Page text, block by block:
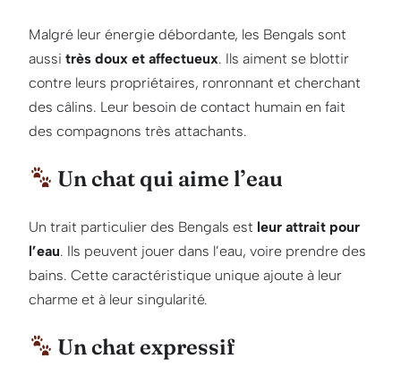
Malgré leur énergie débordante, les Bengals sont
aussi très doux et affectueux. Ils aiment se blottir
contre leurs propriétaires, ronronnant et cherchant
des câlins. Leur besoin de contact humain en fait
des compagnons très attachants.
Un chat qui aime l’eau
Un trait particulier des Bengals est leur attrait pour
l’eau. Ils peuvent jouer dans l’eau, voire prendre des
bains. Cette caractéristique unique ajoute à leur
charme et à leur singularité.
Un chat expressif